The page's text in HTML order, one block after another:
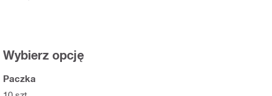
Wybierz opcję
Paczka